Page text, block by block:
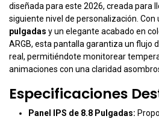
diseñada para este 2026, creada para
siguiente nivel de personalización. Con
pulgadas y un elegante acabado en
ARGB, esta pantalla garantiza un flujo
real, permitiéndote monitorear
animaciones con una claridad
Especificaciones
Panel IPS de 8.8 Pulgadas: